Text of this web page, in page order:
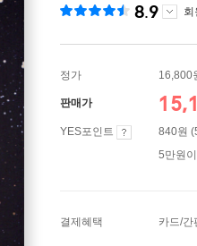
8.9 회
정가 16,800
판매가
YES포인트
840원
5만원
결제혜택 카드/간